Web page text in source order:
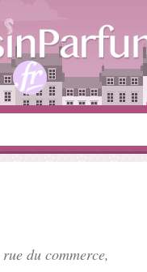
rue du commerce,